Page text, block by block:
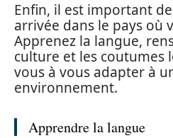
Enfin, il est important
arrivée dans le pays où
Apprenez la langue,
culture et les coutumes
vous à vous adapter à
environnement.
Apprendre la langue